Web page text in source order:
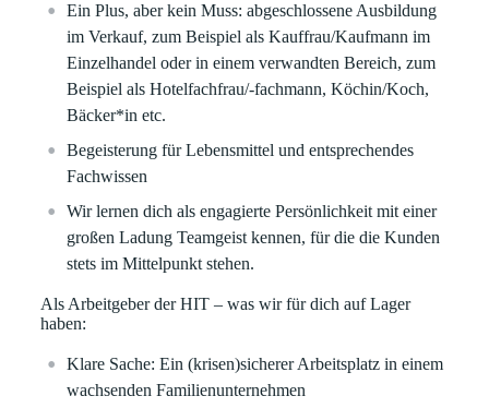
Ein Plus, aber kein Muss: abgeschlossene Ausbildung
im Verkauf, zum Beispiel als Kauffrau/Kaufmann im
Einzelhandel oder in einem verwandten Bereich, zum
Beispiel als Hotelfachfrau/-fachmann, Köchin/Koch,
Bäcker*in etc.
Begeisterung für Lebensmittel und entsprechendes
Fachwissen
Wir lernen dich als engagierte Persönlichkeit mit einer
großen Ladung Teamgeist kennen, für die die Kunden
stets im Mittelpunkt stehen.
Als Arbeitgeber der HIT – was wir für dich auf Lager
haben:
Klare Sache:Ein (krisen)sicherer Arbeitsplatz in einem
wachsenden Familienunternehmen